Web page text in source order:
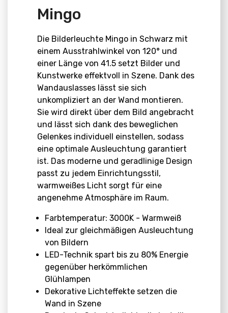
Mingo
Die Bilderleuchte Mingo in Schwarz mit
einem Ausstrahlwinkel von 120° und
einer Länge von 41.5 setzt Bilder und
Kunstwerke effektvoll in Szene. Dank des
Wandauslasses lässt sie sich
unkompliziert an der Wand montieren.
Sie wird direkt über dem Bild angebracht
und lässt sich dank des beweglichen
Gelenkes individuell einstellen, sodass
eine optimale Ausleuchtung garantiert
ist. Das moderne und geradlinige Design
passt zu jedem Einrichtungsstil,
warmweißes Licht sorgt für eine
angenehme Atmosphäre im Raum.
Farbtemperatur: 3000K - Warmweiß
Ideal zur gleichmäßigen Ausleuchtung
von Bildern
LED-Technik spart bis zu 80% Energie
gegenüber herkömmlichen
Glühlampen
Dekorative Lichteffekte setzen die
Wand in Szene